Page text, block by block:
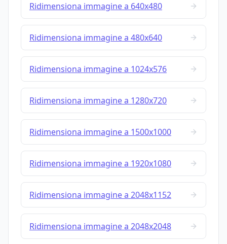
Ridimensiona immagine a 640x480
Ridimensiona immagine a 480x640
Ridimensiona immagine a 1024x576
Ridimensiona immagine a 1280x720
Ridimensiona immagine a 1500x1000
Ridimensiona immagine a 1920x1080
Ridimensiona immagine a 2048x1152
Ridimensiona immagine a 2048x2048